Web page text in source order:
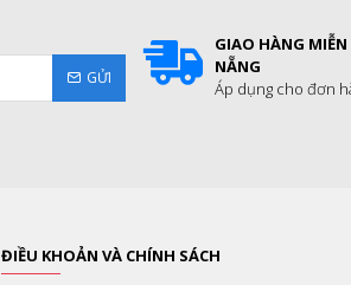
GỬI
GIAO HÀNG
NẴNG
Áp dụng cho đơn
ĐIỀU KHOẢN VÀ CHÍNH SÁCH